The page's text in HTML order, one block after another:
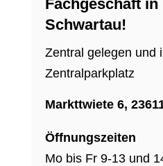
Fachgeschäft in
Schwartau!
Zentral gelegen und
Zentralparkplatz
Markttwiete 6,
Öffnungszeiten
Mo bis Fr 9-13 und